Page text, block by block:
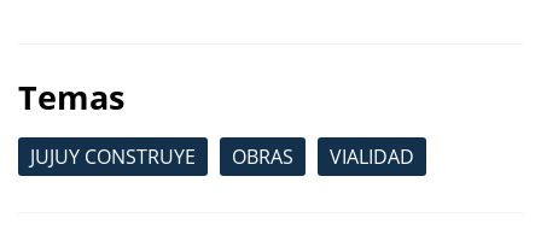
Temas
JUJUY CONSTRUYE OBRAS VIALIDAD